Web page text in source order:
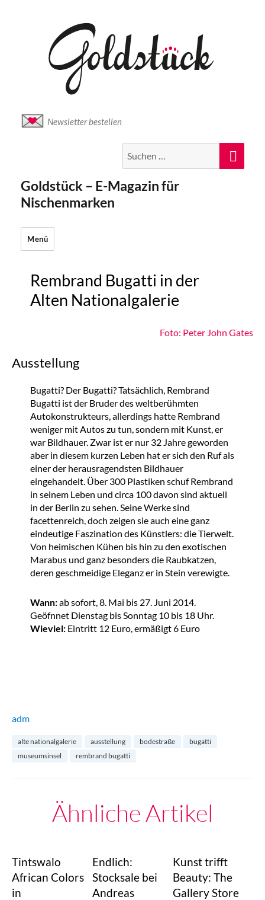
Newsletter bestellen
nach:
Goldstück – E-Magazin für
Nischenmarken
Menü
Rembrand Bugatti in der
Alten Nationalgalerie
Foto: Peter John Gates
Ausstellung
Bugatti? Der Bugatti? Tatsächlich, Rembrand
Bugatti ist der Bruder des weltberühmten
Autokonstrukteurs, allerdings hatte Rembrand
weniger mit Autos zu tun, sondern mit Kunst, er
war Bildhauer. Zwar ist er nur 32 Jahre geworden
aber in diesem kurzen Leben hat er sich den Ruf als
einer der herausragendsten Bildhauer
eingehandelt. Über 300 Plastiken schuf Rembrand
in seinem Leben und circa 100 davon sind aktuell
in der Berlin zu sehen. Seine Werke sind
facettenreich, doch zeigen sie auch eine ganz
eindeutige Faszination des Künstlers: die Tierwelt.
Von heimischen Kühen bis hin zu den exotischen
Marabus und ganz besonders die Raubkatzen,
deren geschmeidige Eleganz er in Stein verewigte.
Wann:ab sofort, 8. Mai bis 27. Juni 2014.
Geöfnnet Dienstag bis Sonntag 10 bis 18 Uhr.
Wieviel: Eintritt 12 Euro, ermäßigt 6 Euro
adm
alte nationalgalerie ausstellung bodestraße
bugatti
museumsinsel
rembrand bugatti
Ähnliche Artikel
Tintswalo
African Colors
in
Endlich:
Stocksale bei
Andreas
Kunst trifft
Beauty: The
Gallery Store